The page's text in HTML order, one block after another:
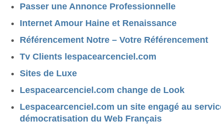
Passer une Annonce Professionnelle
Internet Amour Haine et Renaissance
Référencement Notre – Votre Référencement
Tv Clients lespacearcenciel.com
Sites de Luxe
Lespacearcenciel.com change de Look
Lespacearcenciel.com un site engagé au
démocratisation du Web Français